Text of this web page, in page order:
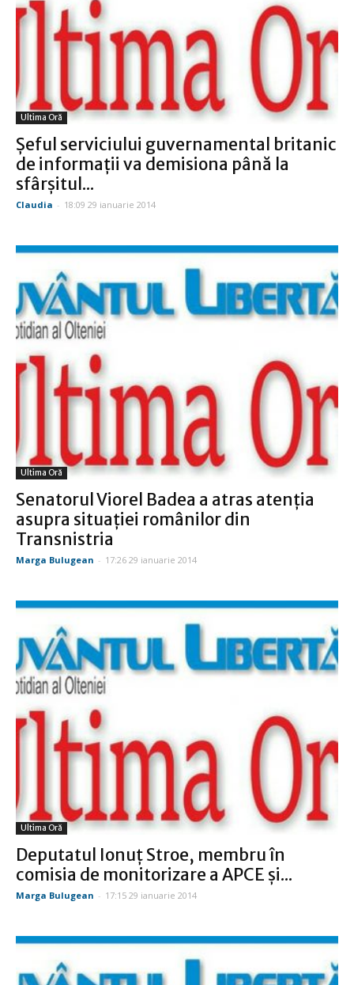
Ultima Oră
Şeful serviciului guvernamental britanic
de informaţii va demisiona până la
sfârşitul...
Claudia - 18:09 29 ianuarie 2014
Ultima Oră
Senatorul Viorel Badea a atras atenţia
asupra situaţiei românilor din
Transnistria
Marga Bulugean - 17:26 29 ianuarie 2014
Ultima Oră
Deputatul Ionuţ Stroe, membru în
comisia de monitorizare a APCE şi...
Marga Bulugean - 17:15 29 ianuarie 2014